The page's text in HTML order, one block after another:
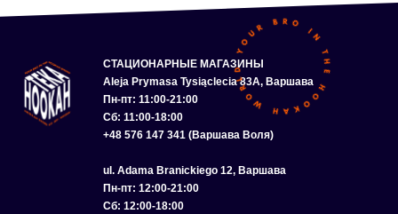
СТАЦИОНАРНЫЕ МАГАЗИНЫ
Aleja Prymasa Tysiąclecia 83A, Варшава
Пн-пт: 11:00-21:00
Сб: 11:00-18:00
+48 576 147 341 (Варшава Воля)
ul. Adama Branickiego 12, Варшава
Пн-пт: 12:00-21:00
Сб: 12:00-18:00